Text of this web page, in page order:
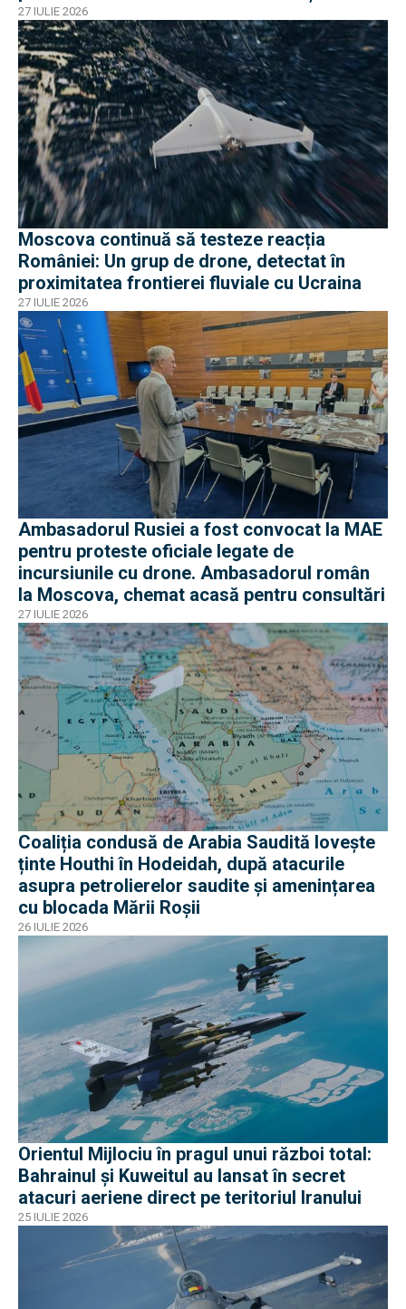
o „înscenare propagandistă”
27 IULIE 2026
Moscova continuă să testeze reacția
României: Un grup de drone, detectat în
proximitatea frontierei fluviale cu Ucraina
27 IULIE 2026
Ambasadorul Rusiei a fost convocat la MAE
pentru proteste oficiale legate de
incursiunile cu drone. Ambasadorul român
la Moscova, chemat acasă pentru consultări
27 IULIE 2026
Coaliția condusă de Arabia Saudită lovește
ținte Houthi în Hodeidah, după atacurile
asupra petrolierelor saudite și amenințarea
cu blocada Mării Roșii
26 IULIE 2026
Orientul Mijlociu în pragul unui război total:
Bahrainul și Kuweitul au lansat în secret
atacuri aeriene direct pe teritoriul Iranului
25 IULIE 2026